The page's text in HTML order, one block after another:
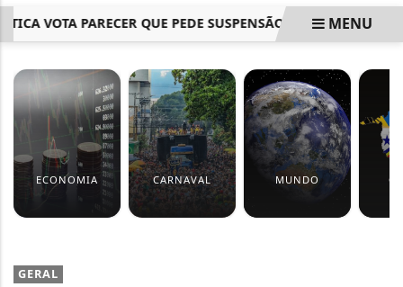
VOTA PARECER QUE PEDE SUSPENSÃO DO DEPUTADO
MENU
ECONOMIA CARNAVAL MUNDO
GERAL